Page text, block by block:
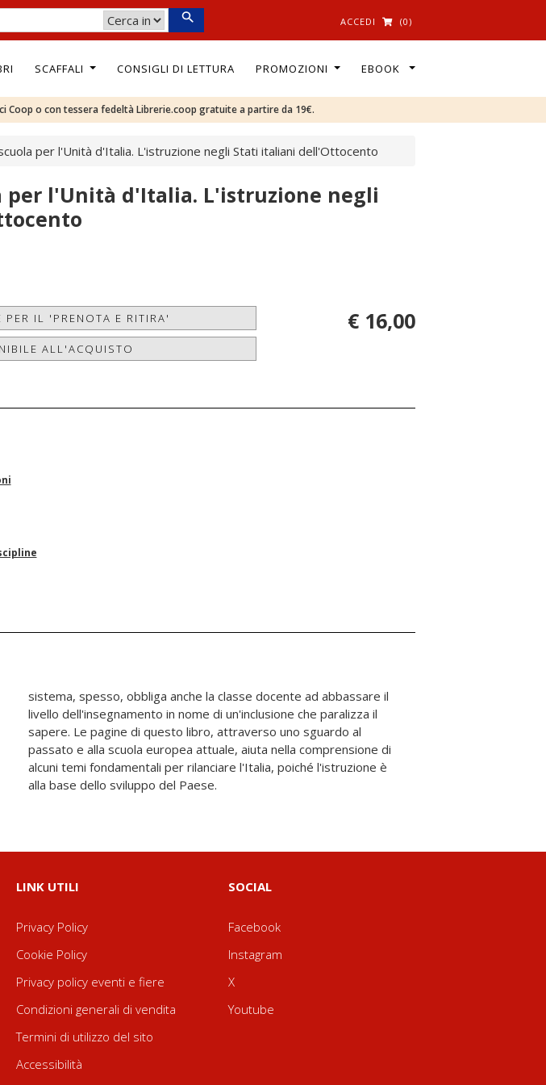
ACCEDI (0)
SCAFFALI CONSIGLI DI LETTURA PROMOZIONI EBOOK
Coop o con tessera fedeltà Librerie.coop gratuite a partire da 19€.
per l'Unità d'Italia. L'istruzione negli Stati italiani dell'Ottocento
per l'Unità d'Italia. L'istruzione negli
IL 'PRENOTA E RITIRA'
ALL'ACQUISTO
€ 16,00
alla base dello sviluppo del Paese.
LINK UTILI
Privacy Policy
Cookie Policy
Privacy policy eventi e fiere
Condizioni generali di vendita
Termini di utilizzo del sito
Accessibilità
SOCIAL
Facebook
Instagram
X
Youtube